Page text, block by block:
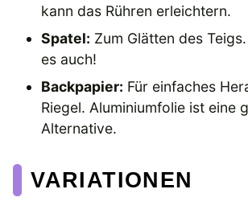
kann das Rühren erleichtern.
Spatel: Zum Glätten des
es auch!
Backpapier: Für einfaches
Riegel. Aluminiumfolie ist eine
Alternative.
VARIATIONEN